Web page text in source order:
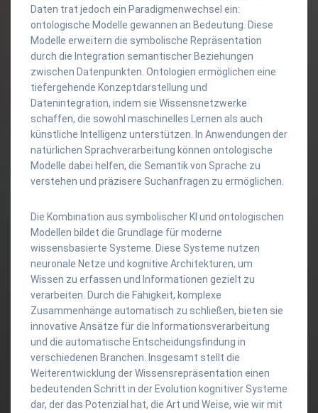
Daten trat jedoch ein Paradigmenwechsel ein:
ontologische Modelle gewannen an Bedeutung. Diese
Modelle erweitern die symbolische Repräsentation
durch die Integration semantischer Beziehungen
zwischen Datenpunkten. Ontologien ermöglichen eine
tiefergehende Konzeptdarstellung und
Datenintegration, indem sie Wissensnetzwerke
schaffen, die sowohl maschinelles Lernen als auch
künstliche Intelligenz unterstützen. In Anwendungen der
natürlichen Sprachverarbeitung können ontologische
Modelle dabei helfen, die Semantik von Sprache zu
verstehen und präzisere Suchanfragen zu ermöglichen.
Die Kombination aus symbolischer KI und ontologischen
Modellen bildet die Grundlage für moderne
wissensbasierte Systeme. Diese Systeme nutzen
neuronale Netze und kognitive Architekturen, um
Wissen zu erfassen und Informationen gezielt zu
verarbeiten. Durch die Fähigkeit, komplexe
Zusammenhänge automatisch zu schließen, bieten sie
innovative Ansätze für die Informationsverarbeitung
und die automatische Entscheidungsfindung in
verschiedenen Branchen. Insgesamt stellt die
Weiterentwicklung der Wissensrepräsentation einen
bedeutenden Schritt in der Evolution kognitiver Systeme
dar, der das Potenzial hat, die Art und Weise, wie wir mit